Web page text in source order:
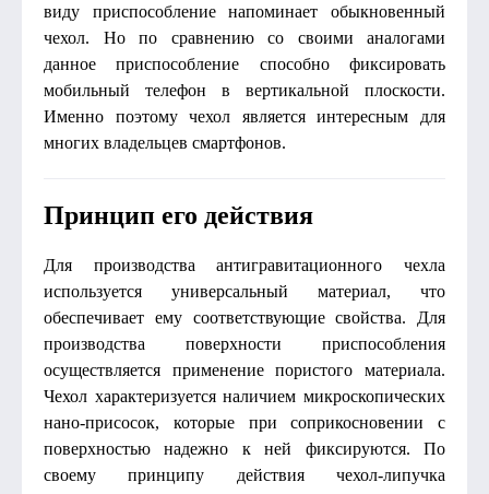
виду приспособление напоминает обыкновенный
чехол. Но по сравнению со своими аналогами
данное приспособление способно фиксировать
мобильный телефон в вертикальной плоскости.
Именно поэтому чехол является интересным для
многих владельцев смартфонов.
Принцип его действия
Для производства антигравитационного чехла
используется универсальный материал, что
обеспечивает ему соответствующие свойства. Для
производства поверхности приспособления
осуществляется применение пористого материала.
Чехол характеризуется наличием микроскопических
нано-присосок, которые при соприкосновении с
поверхностью надежно к ней фиксируются. По
своему принципу действия чехол-липучка